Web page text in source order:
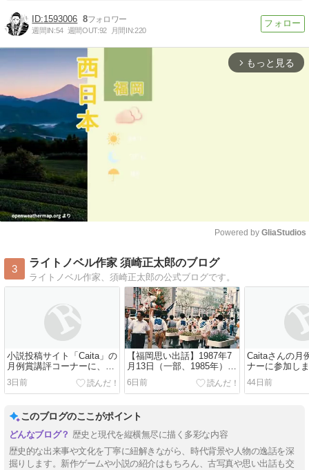
1593006 8
週間IN:54 週間OUT:92 月間IN:220
arrow_forward_ios もっと見る
Powered by GliaStudios
3
ライトノベル作家 須崎正太郎のブログ
ライトノベル作家、須崎正太郎の公式ブログです。
小説投稿サイト「Caita」の
月例賞講評コーナーに、今
回も参加させていただきま
した
3日前
【福岡思い出話】1987年7
月13日（一部、1985年）の
博多祇園山笠と大博通り、
と2026年現在の写真
6日前
Caitaさんの月
ナーに参加し
44日前
このブログのここがポイント
歴史と現代を縦横無尽に描く多彩な内容
歴史的な出来事や文化を丁寧に紐解きながら、時代背景や人物の逸話を深
掘りします。新作ゲームや小説の紹介はもちろん、古写真や思い出話も交